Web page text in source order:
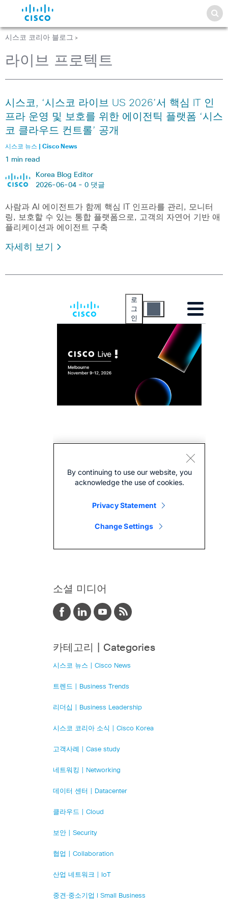
시스코 코리아 블로그 >
라이브 프로텍트
시스코, ‘시스코 라이브 US 2026’서 핵심 IT 인
프라 운영 및 보호를 위한 에이전틱 플랫폼 ‘시스
코 클라우드 컨트롤’ 공개
시스코 뉴스 | Cisco News
1 min read
Korea Blog Editor
2026-06-04 - 0 댓글
사람과 AI 에이전트가 함께 핵심 IT 인프라를 관리, 모니터
링, 보호할 수 있는 통합 플랫폼으로, 고객의 자연어 기반 애
플리케이션과 에이전트 구축
자세히 보기
소셜 미디어
카테고리 | Categories
시스코 뉴스 | Cisco News
트렌드 | Business Trends
리더십 | Business Leadership
시스코 코리아 소식 | Cisco Korea
고객사례 | Case study
네트워킹 | Networking
데이터 센터 | Datacenter
클라우드 | Cloud
보안 | Security
협업 | Collaboration
산업 네트워크 | IoT
중견·중소기업 l Small Business